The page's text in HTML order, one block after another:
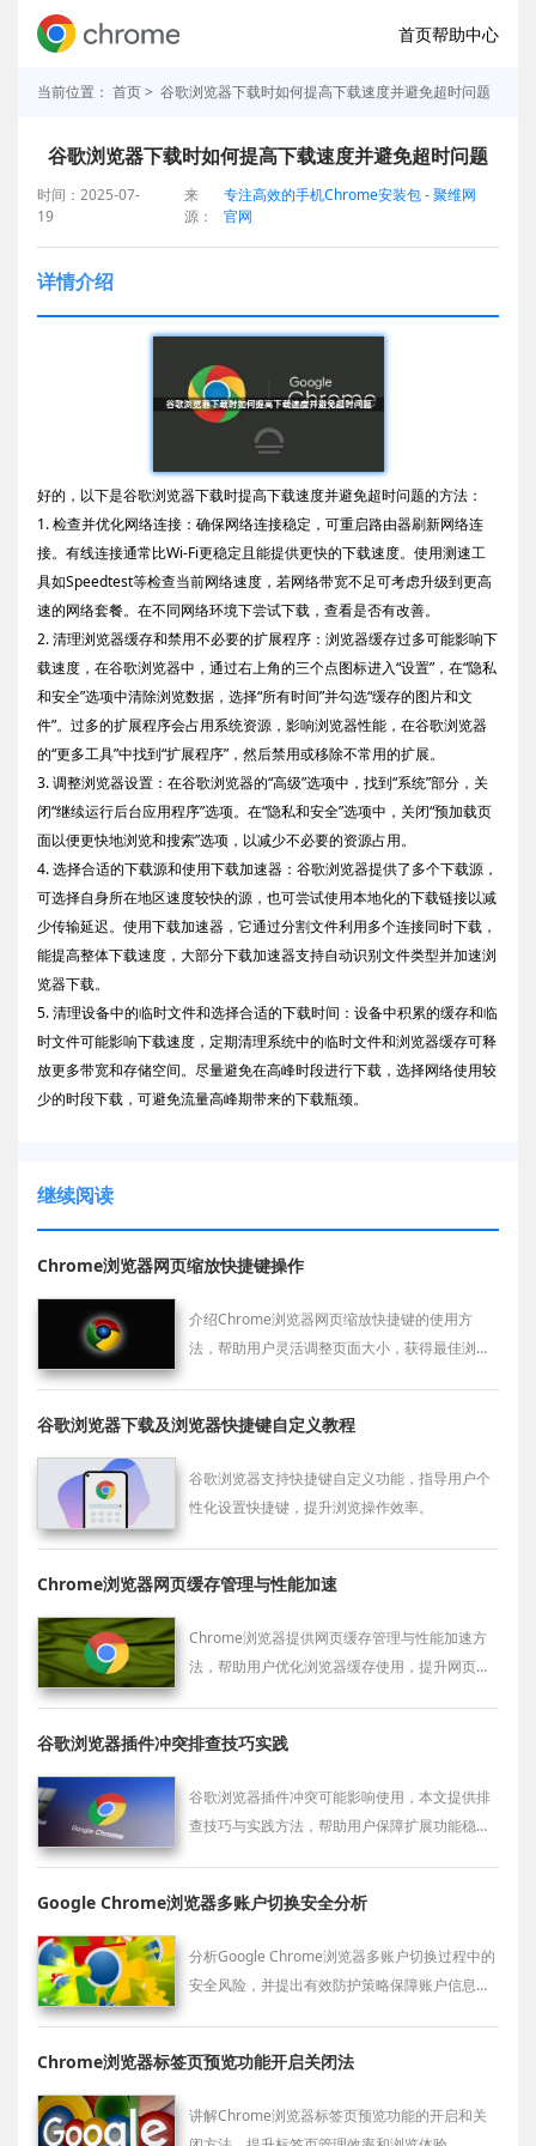
首页帮助中心
当前位置： 首页> 谷歌浏览器下载时如何提高下载速度并避免超时问题
谷歌浏览器下载时如何提高下载速度并避免超时问题
时间：2025-07-
19
来
源：
专注高效的手机Chrome安装包 - 聚维网
官网
详情介绍
好的，以下是谷歌浏览器下载时提高下载速度并避免超时问题的方法：
1. 检查并优化网络连接：确保网络连接稳定，可重启路由器刷新网络连
接。有线连接通常比Wi-Fi更稳定且能提供更快的下载速度。使用测速工
具如Speedtest等检查当前网络速度，若网络带宽不足可考虑升级到更高
速的网络套餐。在不同网络环境下尝试下载，查看是否有改善。
2. 清理浏览器缓存和禁用不必要的扩展程序：浏览器缓存过多可能影响下
载速度，在谷歌浏览器中，通过右上角的三个点图标进入“设置”，在“隐私
和安全”选项中清除浏览数据，选择“所有时间”并勾选“缓存的图片和文
件”。过多的扩展程序会占用系统资源，影响浏览器性能，在谷歌浏览器
的“更多工具”中找到“扩展程序”，然后禁用或移除不常用的扩展。
3. 调整浏览器设置：在谷歌浏览器的“高级”选项中，找到“系统”部分，关
闭“继续运行后台应用程序”选项。在“隐私和安全”选项中，关闭“预加载页
面以便更快地浏览和搜索”选项，以减少不必要的资源占用。
4. 选择合适的下载源和使用下载加速器：谷歌浏览器提供了多个下载源，
可选择自身所在地区速度较快的源，也可尝试使用本地化的下载链接以减
少传输延迟。使用下载加速器，它通过分割文件利用多个连接同时下载，
能提高整体下载速度，大部分下载加速器支持自动识别文件类型并加速浏
览器下载。
5. 清理设备中的临时文件和选择合适的下载时间：设备中积累的缓存和临
时文件可能影响下载速度，定期清理系统中的临时文件和浏览器缓存可释
放更多带宽和存储空间。尽量避免在高峰时段进行下载，选择网络使用较
少的时段下载，可避免流量高峰期带来的下载瓶颈。
继续阅读
Chrome浏览器网页缩放快捷键操作
介绍Chrome浏览器网页缩放快捷键的使用方
法，帮助用户灵活调整页面大小，获得最佳浏览
谷歌浏览器下载及浏览器快捷键自定义教程
谷歌浏览器支持快捷键自定义功能，指导用户个
性化设置快捷键，提升浏览操作效率。
Chrome浏览器网页缓存管理与性能加速
Chrome浏览器提供网页缓存管理与性能加速方
法，帮助用户优化浏览器缓存使用，提升网页加
谷歌浏览器插件冲突排查技巧实践
谷歌浏览器插件冲突可能影响使用，本文提供排
查技巧与实践方法，帮助用户保障扩展功能稳定
Google Chrome浏览器多账户切换安全分析
分析Google Chrome浏览器多账户切换过程中的
安全风险，并提出有效防护策略保障账户信息安
Chrome浏览器标签页预览功能开启关闭法
讲解Chrome浏览器标签页预览功能的开启和关